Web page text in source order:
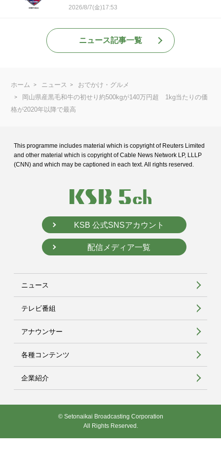
2026/8/7(金)17:53
ニュース記事一覧
ホーム ニュース
おでかけ・グルメ
岡山県産黒毛和牛の初せり約500kgが140万円超 1kg当たりの価
格が2020年以降で最高
This programme includes material which is copyright of Reuters Limited
and other material which is copyright of Cable News Network LP, LLLP
(CNN) and which may be captioned in each text. All rights reserved.
KSB 公式SNSアカウント
配信メディア一覧
ニュース
テレビ番組
アナウンサー
各種コンテンツ
企業紹介
© Setonaikai Broadcasting Corporation
All Rights Reserved.